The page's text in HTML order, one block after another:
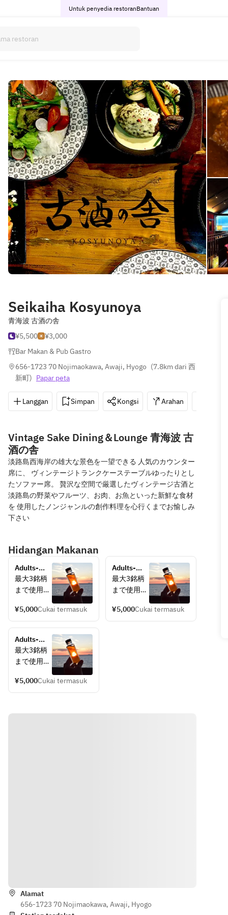
Untuk penyedia restoranBantuan
Seikaiha Kosyunoya
青海波 古酒の舎
¥5,500
¥3,000
Bar Makan & Pub Gastro
656-1723 70 Nojimaokawa, Awaji, Hyogo (7.8km dari 西
新町) Papar peta
Langgan Simpan Kongsi Arahan
Vintage Sake Dining＆Lounge 青海波 古
酒の舎
淡路島西海岸の雄大な景色を一望できる 人気のカウンター
席に、 ヴィンテージトランクケーステーブルゆったりとし
たソファー席。 贅沢な空間で厳選したヴィンテージ古酒と
淡路島の野菜やフルーツ、お肉、お魚といった新鮮な食材
を 使用したノンジャンルの創作料理を心行くまでお愉しみ
下さい
Hidangan Makanan
Adults-
Only
Workshop:
Blending
Experience
最大3銘柄
まで使用可
お客様だけ
のオリジナ
ルヴィンテ
ージSakeを
ブレンド
観光の思い
出としてお
ただけます
¥5,000Cukai termasuk
Adults-
Only
Workshop:
Blending
Experience
最大3銘柄
まで使用可
お客様だけ
のオリジナ
¥5,000Cukai termasuk
Adults-
Only
Workshop:
Blending
Experience
最大3銘柄
まで使用可
お客様だけ
のオリジナ
¥5,000Cukai termasuk
Alamat
656-1723 70 Nojimaokawa, Awaji, Hyogo